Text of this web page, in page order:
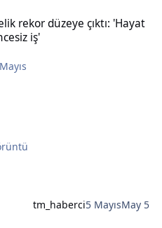
rekor düzeye çıktı: 'Hayat
iş'
tm_haberci5 MayısMay 5